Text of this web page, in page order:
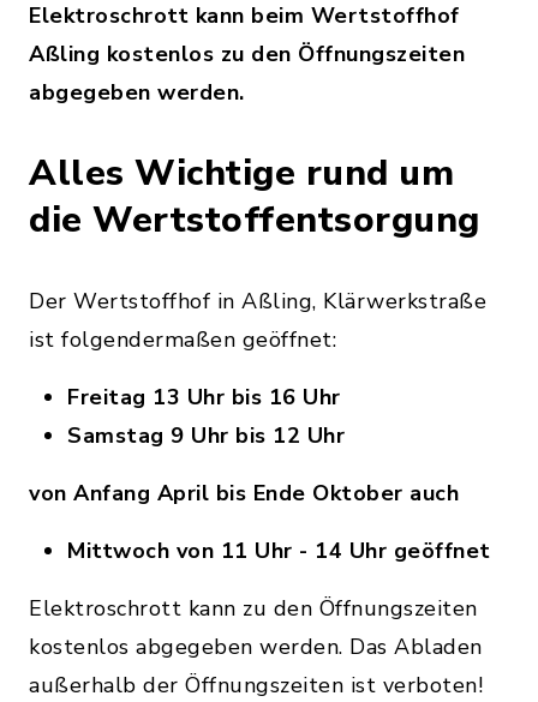
Elektroschrott kann beim Wertstoffhof
Aßling kostenlos zu den Öffnungszeiten
abgegeben werden.
Alles Wichtige rund um
die Wertstoffentsorgung
Der Wertstoffhof in Aßling, Klärwerkstraße
ist folgendermaßen geöffnet:
Freitag 13 Uhr bis 16 Uhr
Samstag 9 Uhr bis 12 Uhr
von Anfang April bis Ende Oktober auch
Mittwoch von 11 Uhr - 14 Uhr geöffnet
Elektroschrott kann zu den Öffnungszeiten
kostenlos abgegeben werden. Das Abladen
außerhalb der Öffnungszeiten ist verboten!